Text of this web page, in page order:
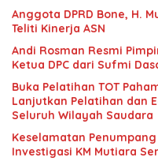
Anggota DPRD Bone, H.
Teliti Kinerja ASN
Andi Rosman Resmi
Ketua DPC dari Sufmi
Buka Pelatihan TOT
Lanjutkan Pelatihan dan
Seluruh Wilayah Saudara
Keselamatan Penumpang
Investigasi KM Mutiara